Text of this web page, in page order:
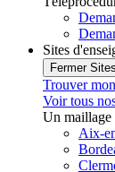
Sites
Fermer
Trouver
Voir tous
Un maillage
Aix-